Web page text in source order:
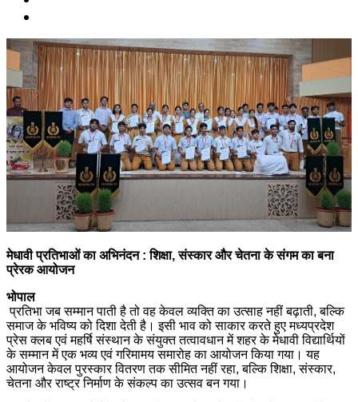
मेधावी प्रतिभाओं का अभिनंदन : शिक्षा, संस्कार और चेतना के संगम का बना
प्रेरक आयोजन
भोपाल
प्रतिभा जब सम्मान पाती है तो वह केवल व्यक्ति का उत्साह नहीं बढ़ाती, बल्कि
समाज के भविष्य को दिशा देती है। इसी भाव को साकार करते हुए मध्यप्रदेश
प्रेस क्लब एवं महर्षि संस्थान के संयुक्त तत्वावधान में शहर के मेधावी विद्यार्थियों
के सम्मान में एक भव्य एवं गरिमामय समारोह का आयोजन किया गया। यह
आयोजन केवल पुरस्कार वितरण तक सीमित नहीं रहा, बल्कि शिक्षा, संस्कार,
चेतना और राष्ट्र निर्माण के संकल्प का उत्सव बन गया।